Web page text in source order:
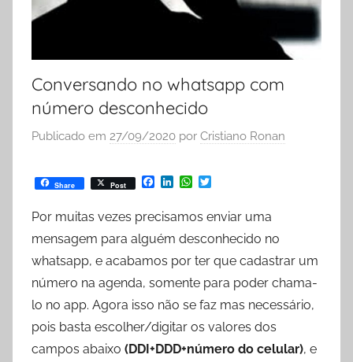
Conversando no whatsapp com
número desconhecido
Publicado em 27/09/2020 por Cristiano Ronan
Share Post
F
e
b
o
o
k
L
k
d
I
n
W
t
A
p
p
t
e
r
Por muitas vezes precisamos enviar uma
mensagem para alguém desconhecido no
whatsapp, e acabamos por ter que cadastrar um
número na agenda, somente para poder chama-
lo no app. Agora isso não se faz mas necessário,
pois basta escolher/digitar os valores dos
campos abaixo (DDI+DDD+número do celular), e